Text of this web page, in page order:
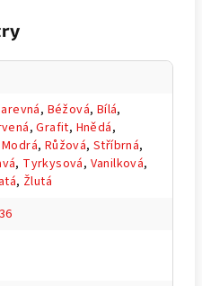
, Béžová, Bílá,
,Grafit, Hnědá,
Modrá, Růžová,Stříbrná,
, Tyrkysová, Vanilková,
, Žlutá